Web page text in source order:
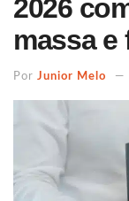
2026
massa e
Por Junior Melo